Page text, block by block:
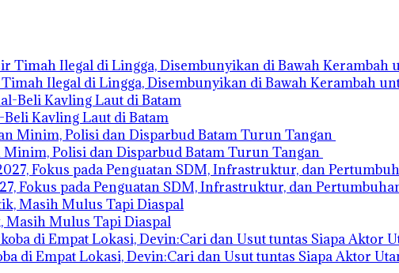
Ilegal di Lingga, Disembunyikan di Bawah Kerambah
Kavling Laut di Batam
Polisi dan Disparbud Batam Turun Tangan
Fokus pada Penguatan SDM, Infrastruktur, dan
Masih Mulus Tapi Diaspal
di Empat Lokasi, Devin:Cari dan Usut tuntas Siapa Aktor